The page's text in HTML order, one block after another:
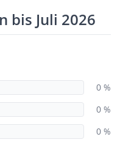
bis Juli 2026
0 %
0 %
0 %